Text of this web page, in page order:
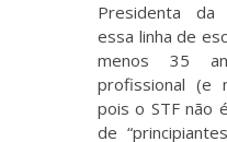
Presidenta da
essa linha de
menos 35
profissional (e
pois o STF não
de